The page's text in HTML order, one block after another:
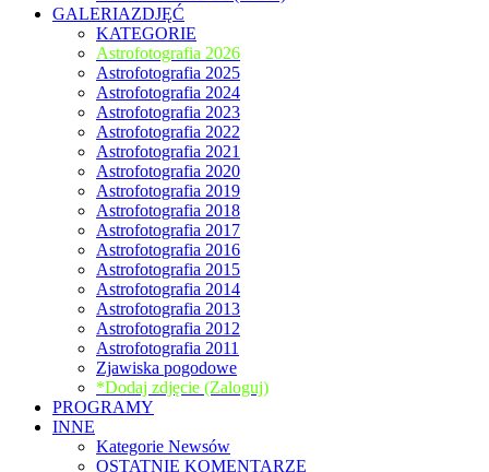
GALERIAZDJĘĆ
KATEGORIE
Astrofotografia 2026
Astrofotografia 2025
Astrofotografia 2024
Astrofotografia 2023
Astrofotografia 2022
Astrofotografia 2021
Astrofotografia 2020
Astrofotografia 2019
Astrofotografia 2018
Astrofotografia 2017
Astrofotografia 2016
Astrofotografia 2015
Astrofotografia 2014
Astrofotografia 2013
Astrofotografia 2012
Astrofotografia 2011
Zjawiska pogodowe
*Dodaj zdjęcie (Zaloguj)
PROGRAMY
INNE
Kategorie Newsów
OSTATNIE KOMENTARZE